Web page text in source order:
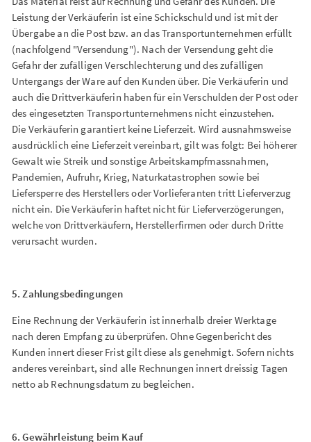
Leistung der Verkäuferin ist eine Schickschuld und ist mit der
Übergabe an die Post bzw. an das Transportunternehmen erfüllt
(nachfolgend "Versendung"). Nach der Versendung geht die
Gefahr der zufälligen Verschlechterung und des zufälligen
Untergangs der Ware auf den Kunden über. Die Verkäuferin und
auch die Drittverkäuferin haben für ein Verschulden der Post oder
des eingesetzten Transportunternehmens nicht einzustehen.
Die Verkäuferin garantiert keine Lieferzeit. Wird ausnahmsweise
ausdrücklich eine Lieferzeit vereinbart, gilt was folgt: Bei höherer
Gewalt wie Streik und sonstige Arbeitskampfmassnahmen,
Pandemien, Aufruhr, Krieg, Naturkatastrophen sowie bei
Liefersperre des Herstellers oder Vorlieferanten tritt Lieferverzug
nicht ein. Die Verkäuferin haftet nicht für Lieferverzögerungen,
welche von Drittverkäufern, Herstellerfirmen oder durch Dritte
verursacht wurden.
5. Zahlungsbedingungen
Eine Rechnung der Verkäuferin ist innerhalb dreier Werktage
nach deren Empfang zu überprüfen. Ohne Gegenbericht des
Kunden innert dieser Frist gilt diese als genehmigt. Sofern nichts
anderes vereinbart, sind alle Rechnungen innert dreissig Tagen
netto ab Rechnungsdatum zu begleichen.
6. Gewährleistung beim Kauf